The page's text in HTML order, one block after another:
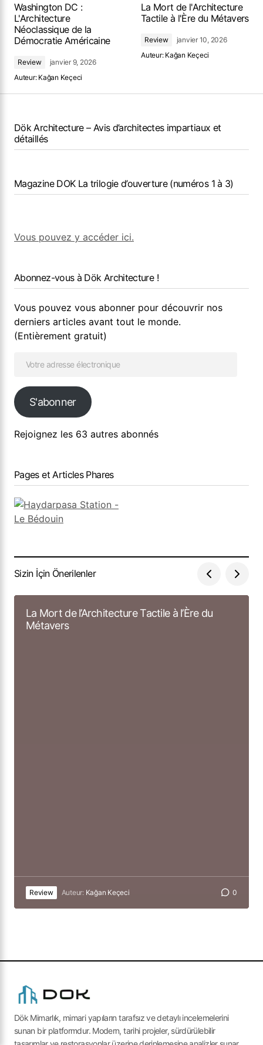
Washington DC :
L'Architecture
Néoclassique de la
Démocratie Américaine
Review
janvier 9, 2026
Auteur: Kağan Keçeci
La Mort de l'Architecture
Tactile à l'Ère du Métavers
Review
janvier 10, 2026
Auteur: Kağan Keçeci
Dök Architecture – Avis d’architectes impartiaux et
détaillés
Magazine DOK La trilogie d’ouverture (numéros 1 à 3)
Vous pouvez y accéder ici.
Abonnez-vous à Dök Architecture !
Vous pouvez vous abonner pour découvrir nos
derniers articles avant tout le monde.
(Entièrement gratuit)
S'abonner
Rejoignez les 63 autres abonnés
Pages et Articles Phares
Sizin İçin Önerilenler
La Mort de l’Architecture Tactile à l’Ère du
Métavers
Review Auteur: Kağan Keçeci 0
Dök Mimarlık, mimari yapıların tarafsız ve detaylı incelemelerini
sunan bir platformdur. Modern, tarihi projeler, sürdürülebilir